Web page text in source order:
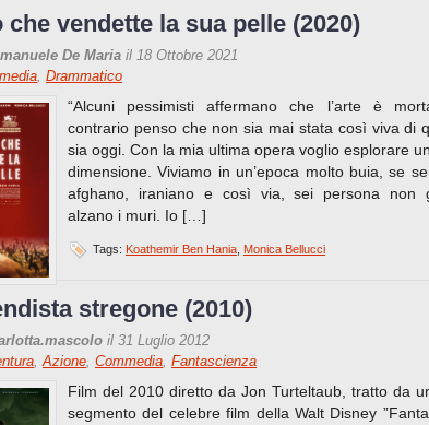
che vendette la sua pelle (2020)
De Maria il 18 Ottobre 2021
, Drammatico
“Alcuni pessimisti affermano che l’arte è
contrario penso che non sia mai stata così viva di
sia oggi. Con la mia ultima opera voglio esplorare
dimensione. Viviamo in un’epoca molto buia, se
afghano, iraniano e così via, sei persona non
alzano i muri. Io […]
Tags: Koathemir Ben Hania Monica Bellucci
stregone (2010)
il 31 Luglio 2012
,Azione, Commedia, Fantascienza
Film del 2010 diretto da Jon Turteltaub, tratto da
segmento del celebre film della Walt Disney